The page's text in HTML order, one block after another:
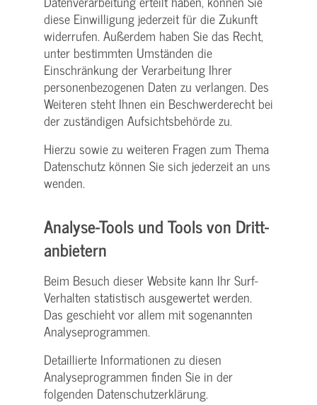
diese Einwilligung jederzeit für die Zukunft
widerrufen. Außerdem haben Sie das Recht,
unter bestimmten Umständen die
Einschränkung der Verarbeitung Ihrer
personenbezogenen Daten zu verlangen. Des
Weiteren steht Ihnen ein Beschwerderecht bei
der zuständigen Aufsichtsbehörde zu.
Hierzu sowie zu weiteren Fragen zum Thema
Datenschutz können Sie sich jederzeit an uns
wenden.
Analyse-Tools und Tools von Dritt­
anbietern
Beim Besuch dieser Website kann Ihr Surf-
Verhalten statistisch ausgewertet werden.
Das geschieht vor allem mit sogenannten
Analyseprogrammen.
Detaillierte Informationen zu diesen
Analyseprogrammen finden Sie in der
folgenden Datenschutzerklärung.